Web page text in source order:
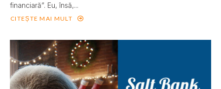
financiară”. Eu, însă,...
CITEȘTE MAI MULT